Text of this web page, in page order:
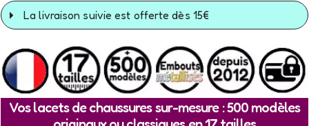
La livraison suivie est offerte dès 15€
Vos lacets de chaussures sur-mesure : 500 modèles